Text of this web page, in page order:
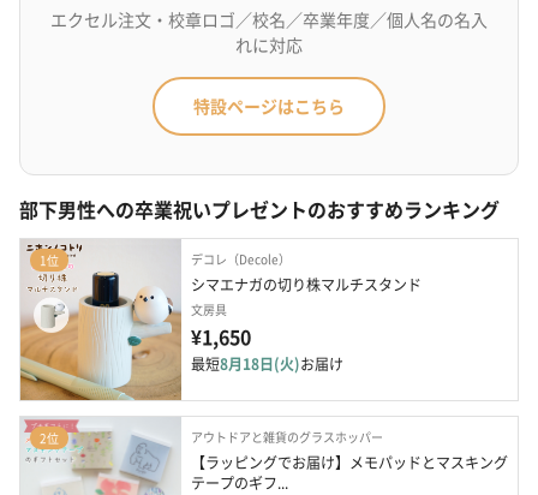
エクセル注文・校章ロゴ／校名／卒業年度／個人名の名入
れに対応
特設ページはこちら
部下男性への卒業祝いプレゼントのおすすめランキング
1位 デコレ（Decole）
シマエナガの切り株マルチスタンド
文房具
¥1,650
最短8月18日(火)お届け
2位 アウトドアと雑貨のグラスホッパー
【ラッピングでお届け】メモパッドとマスキング
テープのギフ...